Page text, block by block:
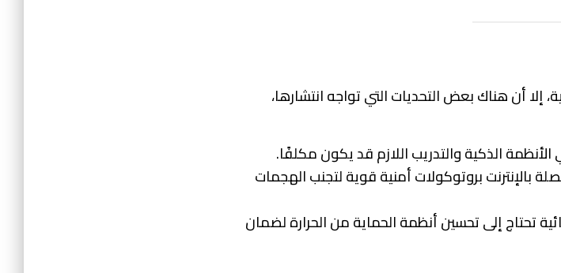
إلا أن هناك بعض التحديات التي تواجه انتشارها،
الأنظمة الذكية والتدريب اللازم قد يكون مكلفًا.
بالإنترنت بروتوكولات أمنية قوية لتجنب الهجمات
تحتاج إلى تحسين أنظمة الحماية من الحرارة لضمان